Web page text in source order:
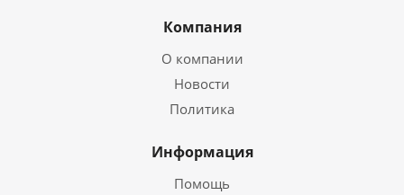
Компания
О компании
Новости
Политика
Информация
Помощь